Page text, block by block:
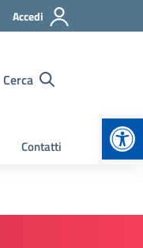
Accedi
Cerca
Contatti